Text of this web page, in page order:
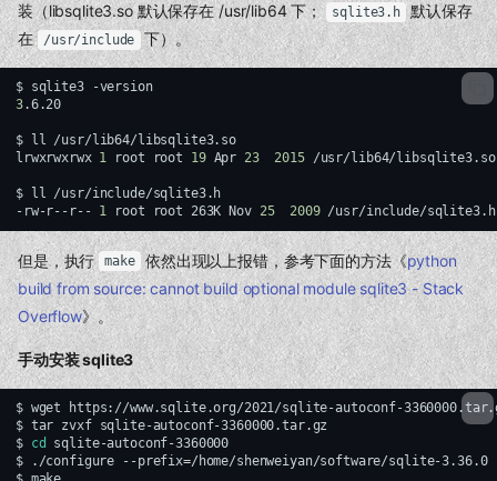
装（libsqlite3.so 默认保存在 /usr/lib64 下； sqlite3.h 默认保存
在 /usr/include 下）。
$ sqlite3
-version
3.6.20
$ ll /usr/lib64/libsqlite3.so
lrwxrwxrwx 1 root root 19 Apr 23 2015 /usr/lib64/libsqlite3.so
$ ll /usr/include/sqlite3.h
-rw-r--r-- 1 root root 263K Nov 25 2009 /usr/include/sqlite3.h
但是，执行 make 依然出现以上报错，参考下面的方法《python
build from source: cannot build optional module sqlite3 - Stack
Overflow》。
手动安装 sqlite3
$ wget
https://www.sqlite.org/2021/sqlite-autoconf-
$ tar zvxf sqlite-autoconf-3360000.tar.gz
$ cd
sqlite-autoconf-3360000
$
./configure --prefix=/home/shenweiyan/software/sqlite-3.36.0